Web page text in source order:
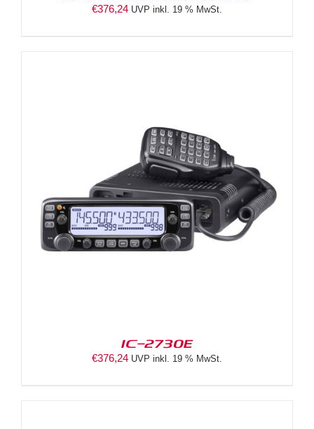
€376,24 UVP inkl. 19 % MwSt.
IC-2730E
€376,24 UVP inkl. 19 % MwSt.